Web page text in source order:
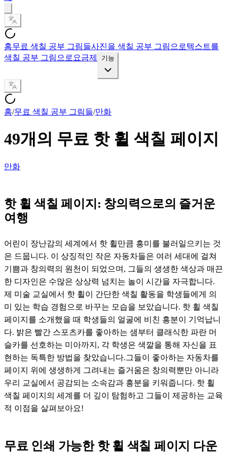
홈무료 색칠 공부 그림들사진을 색칠 공부 그림으로텍스트를
색칠 공부 그림으로 요금제 기능
홈/무료 색칠 공부 그림들/만화
49개의 무료 핫 휠 색칠 페이지
만화
핫 휠 색칠 페이지: 창의력으로의 즐거운
여행
어린이 장난감의 세계에서 핫 휠만큼 흥미를 불러일으키는 것
은 드뭅니다. 이 상징적인 작은 자동차들은 여러 세대에 걸쳐
기쁨과 창의력의 원천이 되었으며, 그들의 생생한 색상과 매끈
한 디자인은 수많은 상상력 넘치는 놀이 시간을 자극합니다.
제 미술 교실에서 핫 휠이 간단한 색칠 활동을 학생들에게 의
미 있는 학습 경험으로 바꾸는 모습을 보았습니다. 핫 휠 색칠
페이지를 소개했을 때 학생들의 얼굴에 비친 흥분이 기억납니
다. 밝은 빨간 스포츠카를 좋아하는 샘부터 클래식한 파란 머
슬카를 선호하는 미아까지, 각 학생은 색깔을 통해 자신을 표
현하는 독특한 방법을 찾았습니다.그들이 좋아하는 자동차를
페이지 위에 생생하게 그려내는 즐거움은 창의력뿐만 아니라
우리 교실에서 공감되는 소속감과 흥분을 키워줍니다. 핫 휠
색칠 페이지의 세계를 더 깊이 탐험하고 그들이 제공하는 교육
적 이점을 살펴보아요!
무료 인쇄 가능한 핫 휠 색칠 페이지 다운